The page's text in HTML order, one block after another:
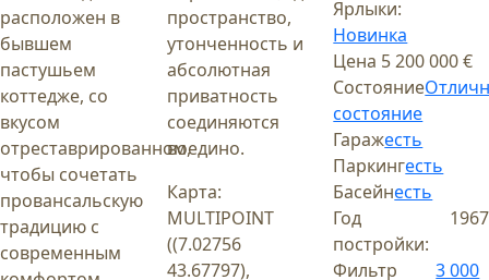
расположен в
бывшем
пастушьем
коттедже, со
вкусом
отреставрированном,
чтобы сочетать
провансальскую
традицию с
современным
пространство,
утонченность и
абсолютная
приватность
соединяются
воедино.
Карта:
MULTIPOINT
((7.02756
43.67797),
Ярлыки:
Новинка
Цена 5 200 000 €
Состояние
состояние
Гаражесть
Паркингесть
Басейнесть
Год
постройки:
1967
Фильтр
3 000